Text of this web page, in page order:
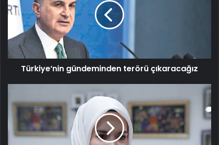
çıkaracağız
Türkiye’nin gündeminden terörü çıkaracağız
Aile
ve
Sosyal